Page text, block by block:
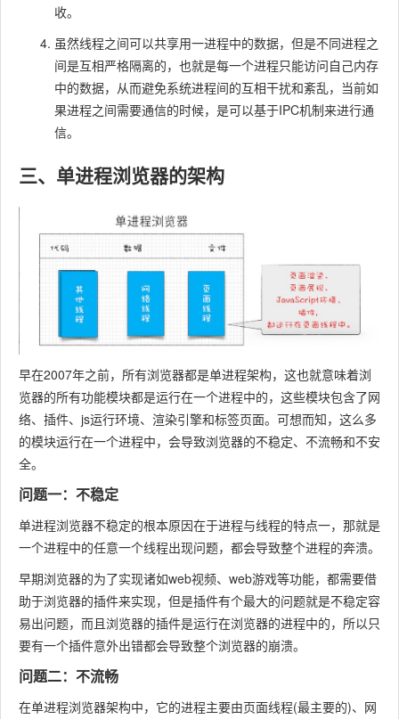
收。
虽然线程之间可以共享用一进程中的数据，但是不同进程之
间是互相严格隔离的，也就是每一个进程只能访问自己内存
中的数据，从而避免系统进程间的互相干扰和紊乱，当前如
果进程之间需要通信的时候，是可以基于IPC机制来进行通
信。
三、单进程浏览器的架构
早在2007年之前，所有浏览器都是单进程架构，这也就意味着浏
览器的所有功能模块都是运行在一个进程中的，这些模块包含了网
络、插件、js运行环境、渲染引擎和标签页面。可想而知，这么多
的模块运行在一个进程中，会导致浏览器的不稳定、不流畅和不安
全。
问题一：不稳定
单进程浏览器不稳定的根本原因在于进程与线程的特点一，那就是
一个进程中的任意一个线程出现问题，都会导致整个进程的奔溃。
早期浏览器的为了实现诸如web视频、web游戏等功能，都需要借
助于浏览器的插件来实现，但是插件有个最大的问题就是不稳定容
易出问题，而且浏览器的插件是运行在浏览器的进程中的，所以只
要有一个插件意外出错都会导致整个浏览器的崩溃。
问题二：不流畅
在单进程浏览器架构中，它的进程主要由页面线程(最主要的)、网